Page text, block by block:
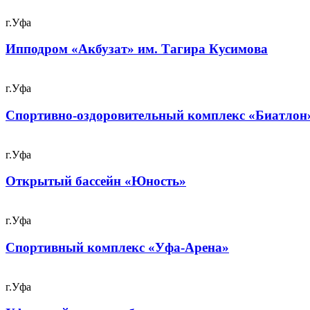
г.Уфа
Ипподром «Акбузат» им. Тагира Кусимова
г.Уфа
Спортивно-оздоровительный комплекс
г.Уфа
Открытый бассейн «Юность»
г.Уфа
Спортивный комплекс «Уфа-Арена»
г.Уфа